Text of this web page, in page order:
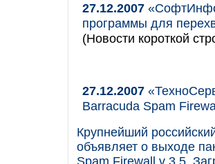
27.12.2007
программы для
(Новости короткой
27.12.2007
Barracuda Spam
Крупнейший
объявляет о выходе
Spam Firewall v 3.5.